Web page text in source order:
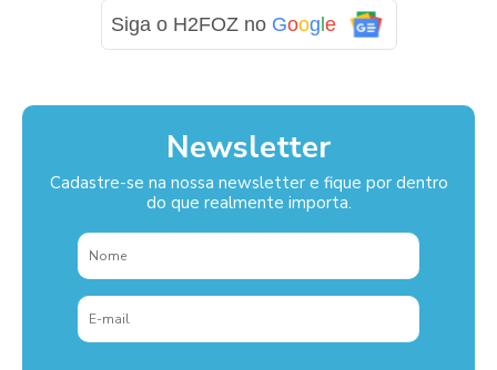
Siga o H2FOZ no Google
Newsletter
Cadastre-se na nossa newsletter e fique por dentro
do que realmente importa.